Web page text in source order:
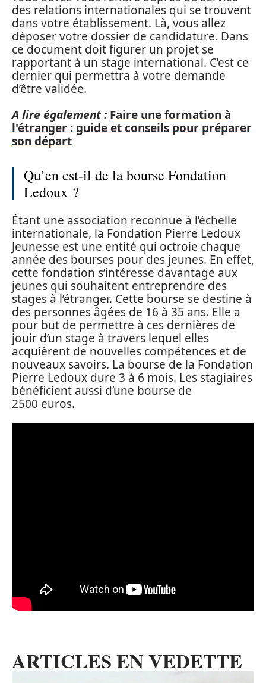
des relations internationales qui se trouvent
dans votre établissement. Là, vous allez
déposer votre dossier de candidature. Dans
ce document doit figurer un projet se
rapportant à un stage international. C’est ce
dernier qui permettra à votre demande
d’être validée.
A lire également : Faire une formation à
l'étranger : guide et conseils pour préparer
son départ
Qu’en est-il de la bourse Fondation
Ledoux ?
Étant une association reconnue à l’échelle
internationale, la Fondation Pierre Ledoux
Jeunesse est une entité qui octroie chaque
année des bourses pour des jeunes. En effet,
cette fondation s’intéresse davantage aux
jeunes qui souhaitent entreprendre des
stages à l’étranger. Cette bourse se destine à
des personnes âgées de 16 à 35 ans. Elle a
pour but de permettre à ces dernières de
jouir d’un stage à travers lequel elles
acquièrent de nouvelles compétences et de
nouveaux savoirs. La bourse de la Fondation
Pierre Ledoux dure 3 à 6 mois. Les stagiaires
bénéficient aussi d’une bourse de
2500 euros.
ARTICLES EN VEDETTE